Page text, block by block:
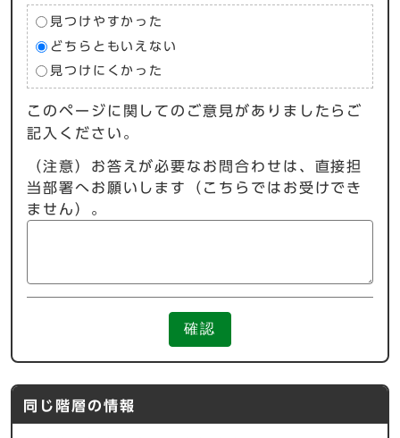
見つけやすかった
どちらともいえない
見つけにくかった
このページに関してのご意見がありましたらご
記入ください。
（注意）お答えが必要なお問合わせは、直接担
当部署へお願いします（こちらではお受けでき
ません）。
確認
同じ階層の情報